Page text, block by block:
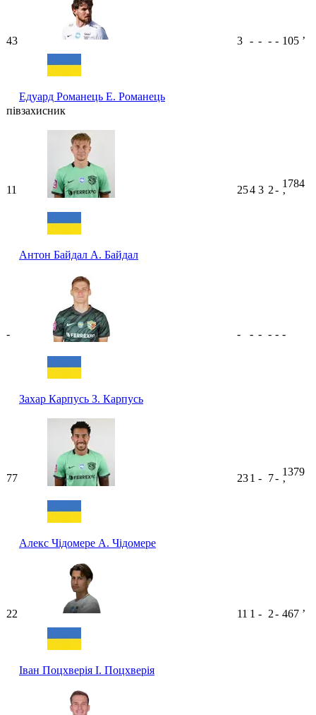
43
Едуард Романець Е. Романець
3 - - - - 105 ʼ
півзахисник
11
Антон Байдал А. Байдал
254 3 2-
1784
ʼ
-
Захар Карпусь З. Карпусь
- - - - - -
77
Алекс Чідомере А. Чідомере
231 - 7-
1379
ʼ
22
Іван Поцхверія І. Поцхверія
11 1 - 2- 467 ʼ